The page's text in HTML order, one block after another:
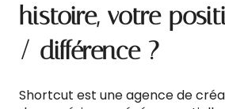
histoire, votre
/ différence ?
Shortcut est une agence de